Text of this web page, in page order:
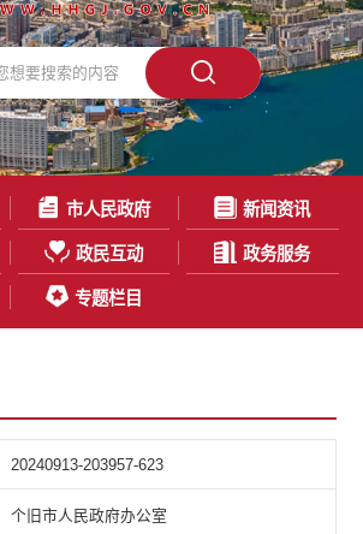
市人民政府 新闻资讯
政民互动 政务服务
专题栏目
20240913-203957-623
个旧市人民政府办公室